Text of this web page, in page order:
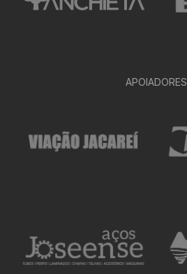
APOIADORES